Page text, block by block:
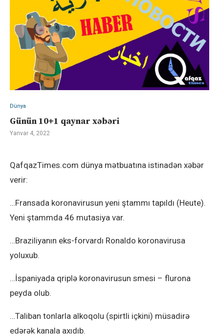
Dünya
Günün 10+1 qaynar xəbəri
Yanvar 4, 2022
QafqazTimes.com dünya mətbuatına istinadən xəbər
verir:
…Fransada koronavirusun yeni ştammı tapıldı (Heute).
Yeni ştammda 46 mutasiya var.
…Braziliyanın eks-forvardı Ronaldo koronavirusa
yoluxub.
…İspaniyada qriplə koronavirusun smesi – flurona
peyda olub.
…Taliban tonlarla alkoqolu (spirtli içkini) müsadirə
edərək kanala axıdıb.